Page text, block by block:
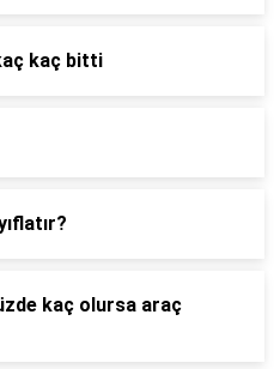
kaç bitti
kaç olursa araç